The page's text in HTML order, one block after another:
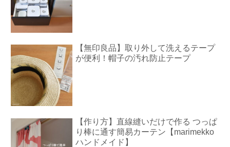
【無印良品】取り外して洗えるテープ
が便利！帽子の汚れ防止テープ
【作り方】直線縫いだけで作る つっぱ
り棒に通す簡易カーテン【marimekko
ハンドメイド】